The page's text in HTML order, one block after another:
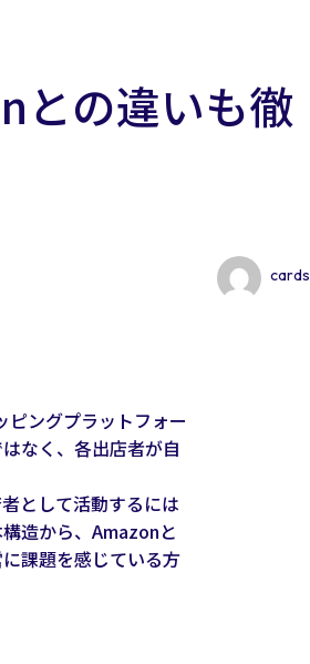
との違いも徹
cards
ピングプラットフォー
なく、各出店者が自
として活動するには
造から、Amazonと
課題を感じている方